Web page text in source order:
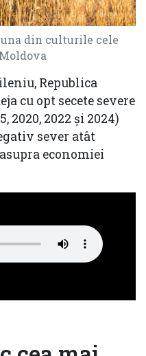
din culturile cele
Republica
cu opt secete severe
2020, 2022 şi 2024)
sever atât
economiei